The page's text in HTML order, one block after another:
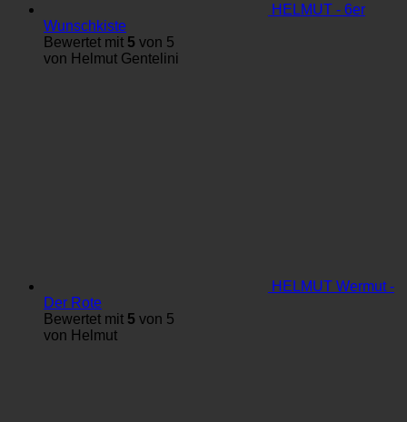
HELMUT - 6er
Wunschkiste
Bewertet mit 5 von 5
von Helmut Gentelini
HELMUT Wermut -
Der Rote
Bewertet mit 5 von 5
von Helmut